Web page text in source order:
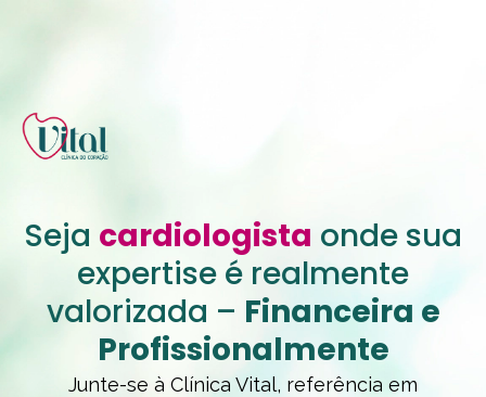
Seja cardiologista onde sua
expertise é realmente
valorizada – Financeira e
Profissionalmente
Junte-se à Clínica Vital, referência em